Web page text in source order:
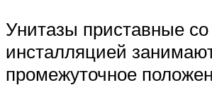
Унитазы приставные
инсталляцией
промежуточное